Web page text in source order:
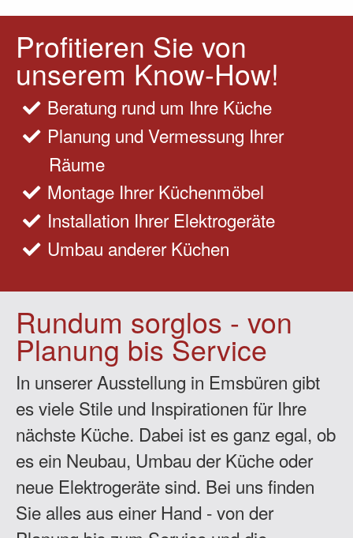
Profitieren Sie von
unserem Know-How!
Beratung rund um Ihre Küche
Planung und Vermessung Ihrer
Räume
Montage Ihrer Küchenmöbel
Installation Ihrer Elektrogeräte
Umbau anderer Küchen
Rundum sorglos - von
Planung bis Service
In unserer Ausstellung in Emsbüren gibt
es viele Stile und Inspirationen für Ihre
nächste Küche. Dabei ist es ganz egal, ob
es ein Neubau, Umbau der Küche oder
neue Elektrogeräte sind. Bei uns finden
Sie alles aus einer Hand - von der